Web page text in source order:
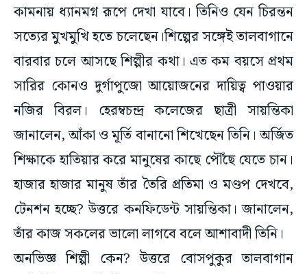
কামনায় ধ্যানমগ্ন রূপে দেখা যাবে। তিনিও যেন চিরন্তন
সত্যের মুখমুখি হতে চলেছেন।শিল্পের সঙ্গেই তালবাগানে
বারবার চলে আসছে শিল্পীর কথা। এত কম বয়সে প্রথম
সারির কোনও দুর্গাপুজো আয়োজনের দায়িত্ব পাওয়ার
নজির বিরল। হেরম্বচন্দ্র কলেজের ছাত্রী সায়ন্তিকা
জানালেন, আঁকা ও মূর্তি বানানো শিখেছেন তিনি। অর্জিত
শিক্ষাকে হাতিয়ার করে মানুষের কাছে পৌঁছে যেতে চান।
হাজার হাজার মানুষ তাঁর তৈরি প্রতিমা ও মণ্ডপ দেখবে,
টেনশন হচ্ছে? উত্তরে কনফিডেন্ট সায়ন্তিকা। জানালেন,
তাঁর কাজ সকলের ভালো লাগবে বলে আশাবাদী তিনি।
অনভিজ্ঞ শিল্পী কেন? উত্তরে বোসপুকুর তালবাগান